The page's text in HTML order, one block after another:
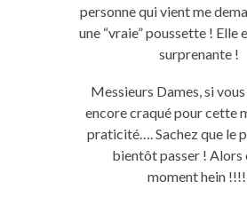
personne qui vient me
une “vraie” poussette ! Elle
surprenante !
Messieurs Dames, si vous
encore craqué pour cette
praticité….Sachez que le
bientôt passer ! Alors
momenthein